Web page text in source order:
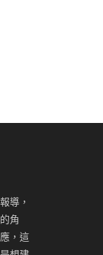
導，
角
，這